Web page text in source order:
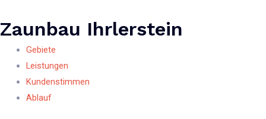
Inhalt
springen
Zaunbau Ihrlerstein
Gebiete
Leistungen
Kundenstimmen
Ablauf